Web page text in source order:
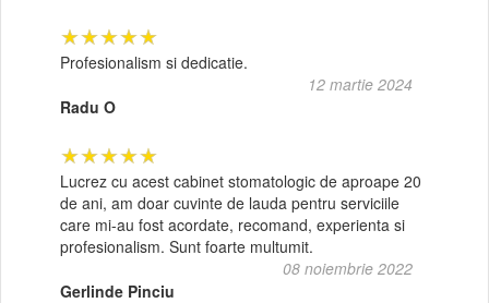
★★★★★
Profesionalism si dedicatie.
12 martie 2024
Radu O
★★★★★
Lucrez cu acest cabinet stomatologic de aproape 20
de ani, am doar cuvinte de lauda pentru serviciile
care mi-au fost acordate, recomand, experienta si
profesionalism. Sunt foarte multumit.
08 noiembrie 2022
Gerlinde Pinciu